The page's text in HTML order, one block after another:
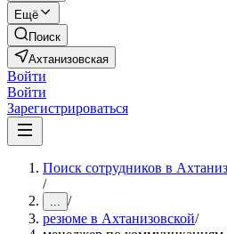
Ещё
Поиск
Ахтанизовская
Войти
Войти
Зарегистрироваться
Поиск сотрудников в
/
... /
резюме в Ахтанизовской/